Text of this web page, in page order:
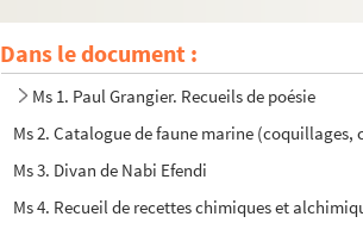
Dans le document :
Ms 1. Paul Grangier. Recueils de poésie
Ms 2. Catalogue de faune marine (coquillages,
Ms 3. Divan de Nabi Efendi
Ms 4. Recueil de recettes chimiques et